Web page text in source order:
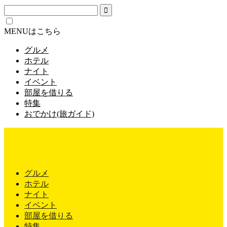
MENUはこちら
グルメ
ホテル
ナイト
イベント
部屋を借りる
特集
おでかけ(旅ガイド)
グルメ
ホテル
ナイト
イベント
部屋を借りる